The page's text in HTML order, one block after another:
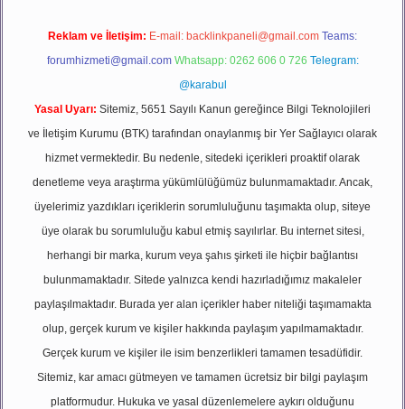
Reklam ve İletişim: E-mail: backlinkpaneli@gmail.com Teams:
forumhizmeti@gmail.com Whatsapp: 0262 606 0 726 Telegram:
@karabul
Yasal Uyarı: Sitemiz, 5651 Sayılı Kanun gereğince Bilgi Teknolojileri
ve İletişim Kurumu (BTK) tarafından onaylanmış bir Yer Sağlayıcı olarak
hizmet vermektedir. Bu nedenle, sitedeki içerikleri proaktif olarak
denetleme veya araştırma yükümlülüğümüz bulunmamaktadır. Ancak,
üyelerimiz yazdıkları içeriklerin sorumluluğunu taşımakta olup, siteye
üye olarak bu sorumluluğu kabul etmiş sayılırlar. Bu internet sitesi,
herhangi bir marka, kurum veya şahıs şirketi ile hiçbir bağlantısı
bulunmamaktadır. Sitede yalnızca kendi hazırladığımız makaleler
paylaşılmaktadır. Burada yer alan içerikler haber niteliği taşımamakta
olup, gerçek kurum ve kişiler hakkında paylaşım yapılmamaktadır.
Gerçek kurum ve kişiler ile isim benzerlikleri tamamen tesadüfidir.
Sitemiz, kar amacı gütmeyen ve tamamen ücretsiz bir bilgi paylaşım
platformudur. Hukuka ve yasal düzenlemelere aykırı olduğunu